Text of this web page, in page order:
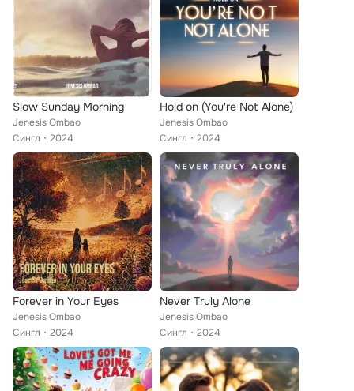
Slow Sunday Morning
Jenesis Ombao
Сингл
2024
Hold on (You're Not Alone)
Jenesis Ombao
Сингл
2024
Forever in Your Eyes
Jenesis Ombao
Сингл
2024
Never Truly Alone
Jenesis Ombao
Сингл
2024